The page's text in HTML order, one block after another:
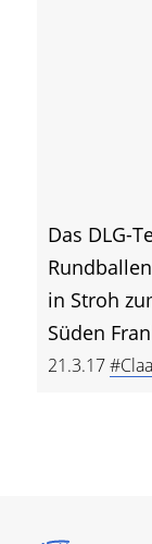
Das DLG-
in Stroh
Süden
21.3.17